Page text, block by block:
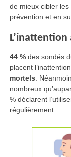
de mieux cibler
prévention et en
44 % des sondés
placent
mortels
nombreux
% déclarent
régulièrement.